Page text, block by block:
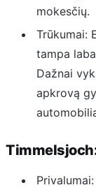
mokesčių.
Trūkumai:
tampa
Dažnai
apkrovą